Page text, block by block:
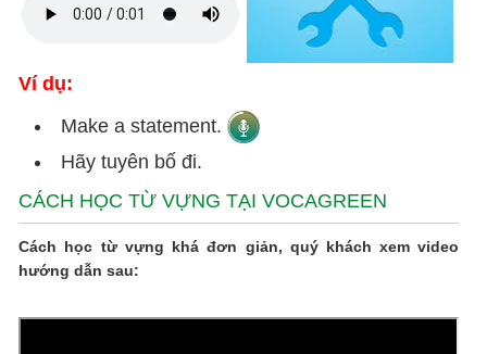
Ví dụ:
Make a statement.
Hãy tuyên bố đi.
CÁCH HỌC TỪ VỰNG TẠI VOCAGREEN
Cách học từ vựng khá đơn giản, quý khách xem video
hướng dẫn sau: